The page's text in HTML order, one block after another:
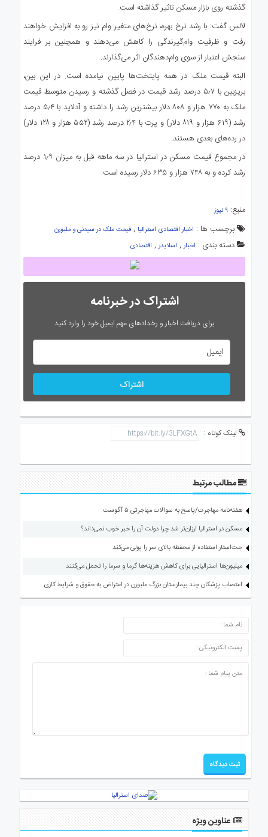
گذشته روی بازار مسکن تاثیر گذاشته است.
لالس گفت: با رشد نرخ بهره، نرخ‌های متغیر وام نیز رو به افزایش خواهند
رفت و ظرفیت وام‌گیرندگی را کاهش می‌دهند و همچنین بر فرایند
سنجش اعتبار از سوی وام‌دهندگان اثر می‌گذارند.
البته قیمت ملک در همه پایتخت‌ها پایین نیامده است. در این بین،
بریزبین با ۵٫۷ درصد رشد قیمت در فصل گذشته و رسیدن متوسط قیمت
ملک به ۷۷۰ هزار و ۸۰۸ دلار بیشترین رشد را داشته و آدلاید با ۵٫۴ درصد
رشد (۶۱۹ هزار و ۸۱۹ دلار) و پرت با ۲٫۴ درصد رشد (۵۵۲ هزار و ۱۲۸ دلار)
در رده‌های بعدی هستند.
در مجموع قیمت مسکن در استرالیا در سه ماهه قبل به میزان ۱٫۹ درصد
رشد کرده و به ۷۴۸ هزار و ۶۳۵ دلار رسیده است.
منبع: ۹ نیوز
برچسب ها : اخبار اقتصادی استرالیا , قیمت ملک در سیدنی و ملبورن
دسته بندی : اخبار, اسلایدر, اقتصادی
اشتراک در خبرنامه
برای دریافت اخبار و رخدادهای مهم ایمیل خود را وارد کنید
اشتراک
لینک کوتاه :
مطالب مرتبط
هفته‌نامه مهاجرت/پاسخ به سوالات مهاجرتی ۵ آگوست
مسکن در استرالیا ارزان‌تر شد چرا دولت آن را خبر خوب نمی‌داند؟
جت‌استار استفاده از محفظه بالای سر را پولی می‌کند
میلیون‌ها استرالیایی برای کاهش هزینه‌ها گرما و سرما را تحمل می‌کنند
اعتصاب پزشکان چند بیمارستان بزرگ ملبورن در اعتراض به حقوق و شرایط کاری
ارسال دیدگاه
عناوین ویژه